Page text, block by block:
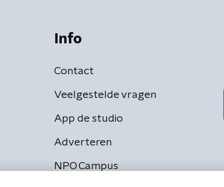
Info
Contact
Veelgestelde vragen
App de studio
Adverteren
NPO Campus